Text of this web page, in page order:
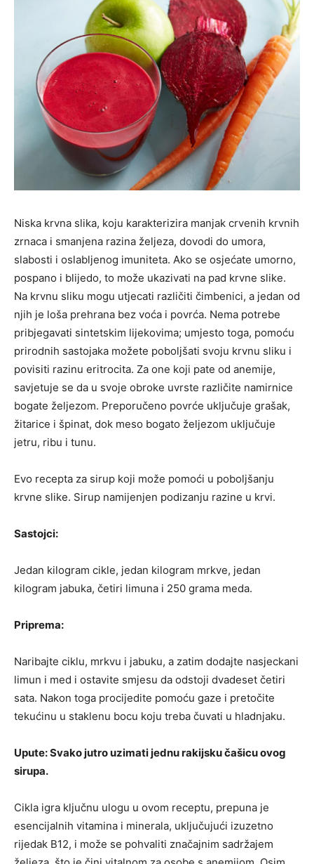
Niska krvna slika, koju karakterizira manjak crvenih krvnih
zrnaca i smanjena razina željeza, dovodi do umora,
slabosti i oslabljenog imuniteta. Ako se osjećate umorno,
pospano i blijedo, to može ukazivati ​​na pad krvne slike.
Na krvnu sliku mogu utjecati različiti čimbenici, a jedan od
njih je loša prehrana bez voća i povrća. Nema potrebe
pribjegavati sintetskim lijekovima; umjesto toga, pomoću
prirodnih sastojaka možete poboljšati svoju krvnu sliku i
povisiti razinu eritrocita. Za one koji pate od anemije,
savjetuje se da u svoje obroke uvrste različite namirnice
bogate željezom. Preporučeno povrće uključuje grašak,
žitarice i špinat, dok meso bogato željezom uključuje
jetru, ribu i tunu.
Evo recepta za sirup koji može pomoći u poboljšanju
krvne slike. Sirup namijenjen podizanju razine u krvi.
Sastojci:
Jedan kilogram cikle, jedan kilogram mrkve, jedan
kilogram jabuka, četiri limuna i 250 grama meda.
Priprema:
Naribajte ciklu, mrkvu i jabuku, a zatim dodajte nasjeckani
limun i med i ostavite smjesu da odstoji dvadeset četiri
sata. Nakon toga procijedite pomoću gaze i pretočite
tekućinu u staklenu bocu koju treba čuvati u hladnjaku.
Upute: Svako jutro uzimati jednu rakijsku čašicu ovog
sirupa.
Cikla igra ključnu ulogu u ovom receptu, prepuna je
esencijalnih vitamina i minerala, uključujući izuzetno
rijedak B12, i može se pohvaliti značajnim sadržajem